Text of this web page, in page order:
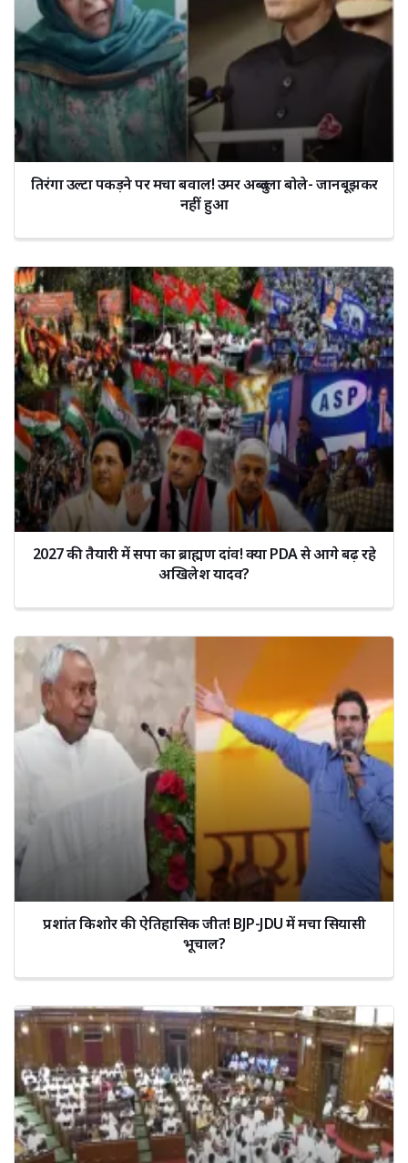
तिरंगा उल्टा पकड़ने पर मचा बवाल! उमर अब्दुल्ला बोले- जानबूझकर
नहीं हुआ
2027 की तैयारी में सपा का ब्राह्मण दांव! क्या PDA से आगे बढ़ रहे
अखिलेश यादव?
प्रशांत किशोर की ऐतिहासिक जीत! BJP-JDU में मचा सियासी
भूचाल?